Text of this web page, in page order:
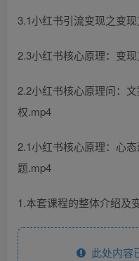
3.1小红书引流变现之变
2.3小红书核心原理：变
2.2小红书核心原理问：
权.mp4
2.1小红书核心原理：心
题.mp4
1.本套课程的整体介绍及
此处内容